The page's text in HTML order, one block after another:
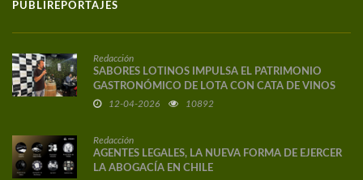
PUBLIREPORTAJES
Redacción
SABORES LOTINOS IMPULSA EL PATRIMONIO
GASTRONÓMICO DE LOTA CON CATA DE VINOS
DE AUTOR
12-04-2026 10892
Redacción
AGENTES LEGALES, LA NUEVA FORMA DE EJERCER
LA ABOGACÍA EN CHILE